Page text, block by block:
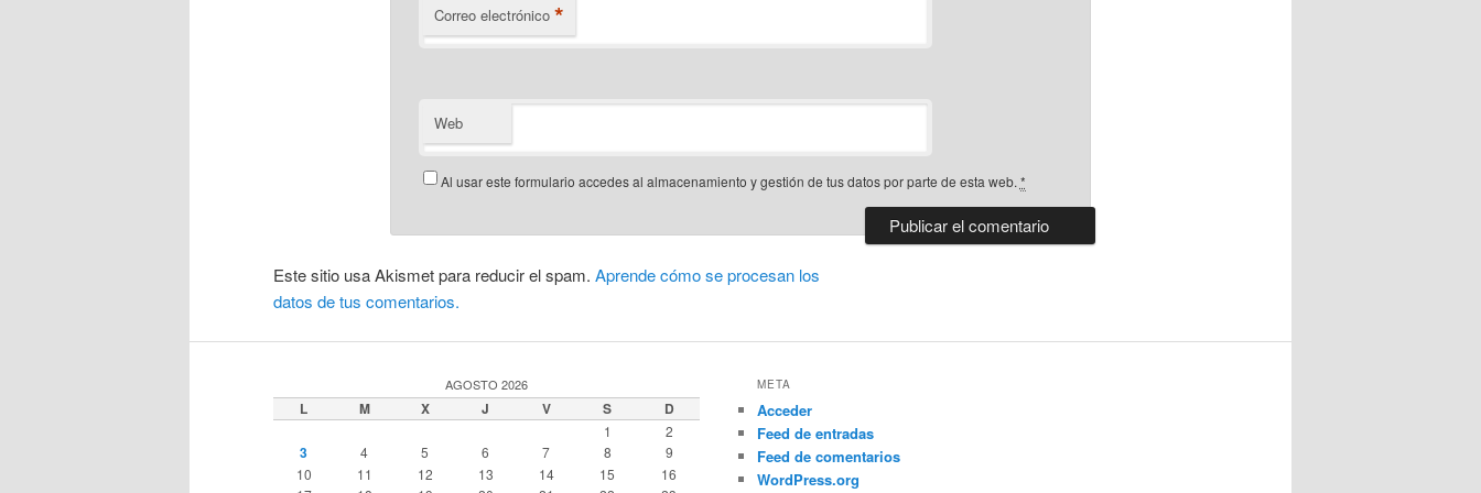
Correo electrónico *
Web
Al usar este formulario accedes al almacenamiento y gestión de tus datos por parte de esta web. *
Este sitio usa Akismet para reducir el spam. Aprende cómo se procesan los
datos de tus comentarios.
AGOSTO 2026
L M X J V S D
1 2
3 4 5 6 7 8
9
10
11 12 13 14 15
16
META
Acceder
Feed de entradas
Feed de comentarios
WordPress.org